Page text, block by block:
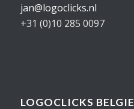
jan@logoclicks.nl
+31 (0)10 285 0097
LOGOCLICKS BELGIE